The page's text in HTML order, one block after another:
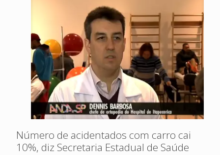
Número de acidentados com carro cai
10%, diz Secretaria Estadual de Saúde